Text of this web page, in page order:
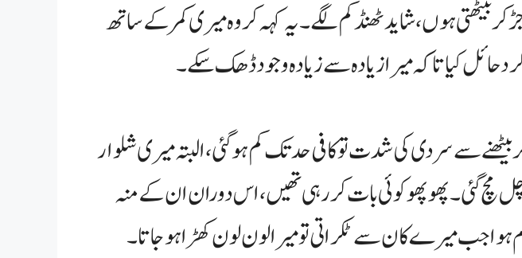
بیٹھتی ہوں، شاید ٹھنڈ کم لگے۔ یہ کہہ کر وہ میری کمر کے ساتھ
حائل کیا تاکہ میرا زیادہ سے زیادہ وجود ڈھک سکے۔
سے سردی کی شدت تو کافی حد تک کم ہو گئی، البتہ میری شلوار
مچ گئی۔ پھوپھو کوئی بات کر رہی تھیں، اس دوران ان کے منہ
جب میرے کان سے ٹکراتی تو میرا لون لون کھڑا ہو جاتا۔